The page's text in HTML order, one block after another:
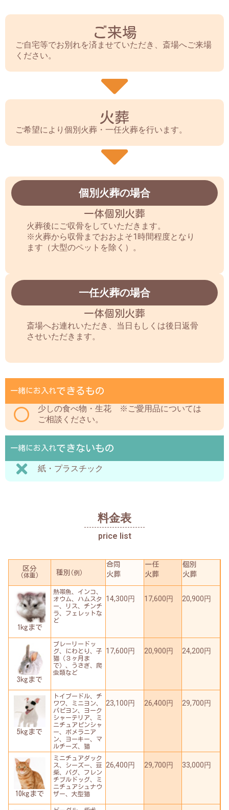
ご来場
ご自宅等でお別れを済ませていただき、斎場へご来場
ください。
火葬
ご希望により個別火葬・一任火葬を行います。
個別火葬の場合
一体個別火葬
火葬後にご収骨をしていただきます。
※火葬から収骨までおおよそ1時間程度となり
ます（大型のペットを除く）。
一任火葬の場合
一体個別火葬
斎場へお連れいただき、当日もしくは後日返骨
させいただきます。
一緒にお入れできるもの
少しの食べ物・生花 ※ご愛用品については
ご相談ください。
一緒にお入れできないもの
紙・プラスチック
料金表
price list
区分
(体重) 種別 (例)
合同
火葬
一任
火葬
個別
火葬
1kgまで
熱帯魚、インコ、
オウム、ハムスタ
ー、リス、チンチ
ラ、フェレットな
ど
14,300円 17,600円 20,900円
3kgまで
プレーリードッ
グ、にわとり、子
猫（３ヶ月ま
で）、うさぎ、爬
虫類など
17,600円 20,900円 24,200円
5kgまで
トイプードル、チ
ワワ、ミニヨン、
パピヨン、ヨーク
シャーテリア、ミ
ニチュアピンシャ
ー、ポメラニア
ン、ヨーキー、マ
ルチーズ、猫
23,100円 26,400円 29,700円
10kgまで
ミニチュアダック
ス、シーズー、豆
柴、パグ、フレン
チブルドッグ、ミ
ニチュアシュナウ
ザー、大型猫
26,400円 29,700円 33,000円